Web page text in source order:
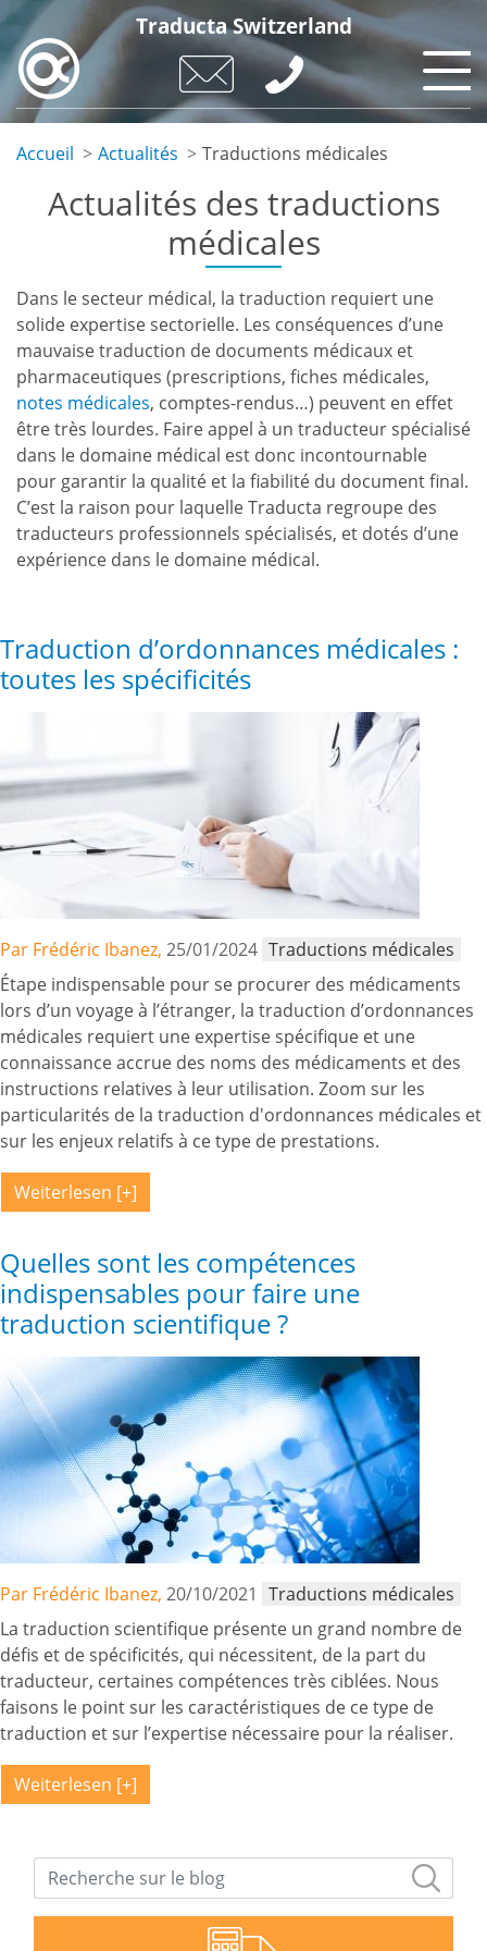
Aller
au
contenu
principal
Traducta Switzerland
Accueil Actualités Traductions médicales
Actualités des traductions
médicales
Dans le secteur médical, la traduction requiert une
solide expertise sectorielle. Les conséquences d’une
mauvaise traduction de documents médicaux et
pharmaceutiques (prescriptions, fiches médicales,
notes médicales, comptes-rendus…) peuvent en effet
être très lourdes. Faire appel à un traducteur spécialisé
dans le domaine médical est donc incontournable
pour garantir la qualité et la fiabilité du document final.
C’est la raison pour laquelle Traducta regroupe des
traducteurs professionnels spécialisés, et dotés d’une
expérience dans le domaine médical.
Traduction d’ordonnances médicales :
toutes les spécificités
Par Frédéric Ibanez, 25/01/2024 Traductions médicales
Étape indispensable pour se procurer des médicaments
lors d’un voyage à l’étranger, la traduction d’ordonnances
médicales requiert une expertise spécifique et une
connaissance accrue des noms des médicaments et des
instructions relatives à leur utilisation. Zoom sur les
particularités de la traduction d'ordonnances médicales et
sur les enjeux relatifs à ce type de prestations.
Weiterlesen
Quelles sont les compétences
indispensables pour faire une
traduction scientifique ?
Par Frédéric Ibanez, 20/10/2021 Traductions médicales
La traduction scientifique présente un grand nombre de
défis et de spécificités, qui nécessitent, de la part du
traducteur, certaines compétences très ciblées. Nous
faisons le point sur les caractéristiques de ce type de
traduction et sur l’expertise nécessaire pour la réaliser.
Weiterlesen